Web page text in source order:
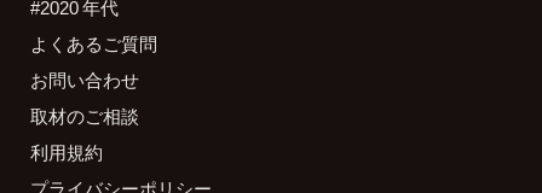
#2020 年代
よくあるご質問
お問い合わせ
取材のご相談
利用規約
プライバシーポリシー